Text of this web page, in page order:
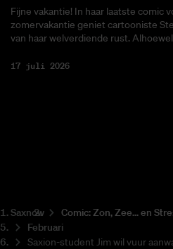
Fijne vakantie! In haar laatste comic
zomervakantie geniet cartooniste
van haar welverdiende rust.
17 juli 2026
Saxnow Co­mic: Zon, Zee... en
Februari
Saxion-student Jim wil vuur